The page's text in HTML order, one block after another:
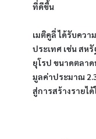
ที่ดีขึ้น
เมติคูลี่ ได้รับควา
ประเทศ เช่น สห
ยุโรป ขนาดตลา
มูลค่าประมาณ
สู่การสร้างรายไ